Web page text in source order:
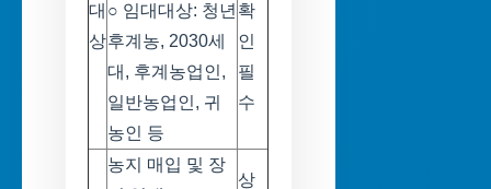
대
상
○ 임대대상: 청년
후계농, 2030세
대, 후계농업인,
일반농업인, 귀
농인 등
확
인
필
수
농지 매입 및 장
상